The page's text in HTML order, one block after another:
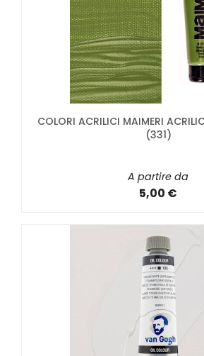
COLORI ACRILICI MAIMERI
(331)
A partire da
5,00 €